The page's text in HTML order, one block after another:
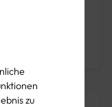
zu
eine Beratung?
838 00 an!